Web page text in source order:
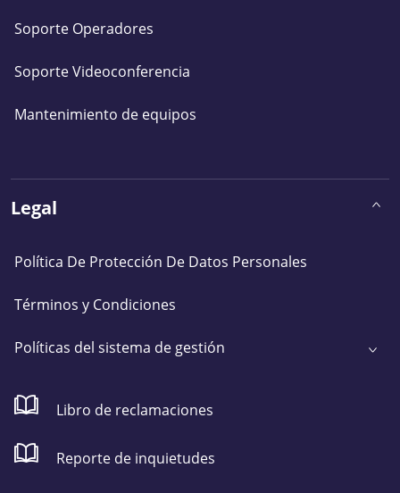
Soporte Operadores
Soporte Videoconferencia
Mantenimiento de equipos
Legal
Política De Protección De Datos Personales
Términos y Condiciones
Políticas del sistema de gestión
Libro de reclamaciones
Reporte de inquietudes